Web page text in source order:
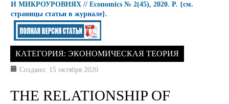
И МИКРОУРОВНЯХ // Economics № 2(45), 2020. P. {см.
страницы статьи в журнале}.
КАТЕГОРИЯ: ЭКОНОМИЧЕСКАЯ ТЕОРИЯ
Создано: 15 октября 2020
THE RELATIONSHIP OF